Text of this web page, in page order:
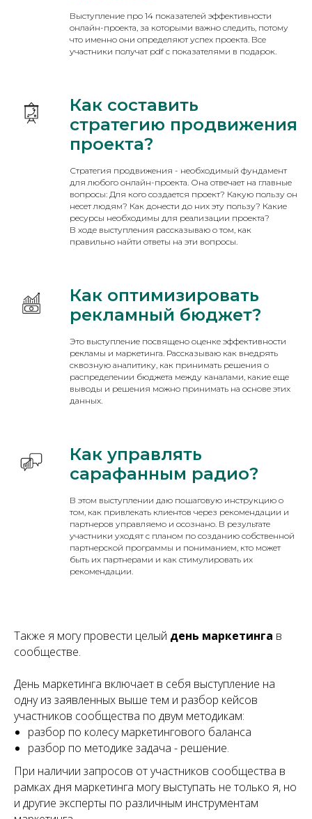
Выступление про 14 показателей эффективности
онлайн-проекта, за которыми важно следить, потому
что именно они определяют успех проекта. Все
участники получат pdf с показателями в подарок.
Как составить
стратегию продвижения
проекта?
Стратегия продвижения - необходимый фундамент
для любого онлайн-проекта. Она отвечает на главные
вопросы: Для кого создается проект? Какую пользу он
несет людям? Как донести до них эту пользу? Какие
ресурсы необходимы для реализации проекта?
В ходе выступления рассказываю о том, как
правильно найти ответы на эти вопросы.
Как оптимизировать
рекламный бюджет?
Это выступление посвящено оценке эффективности
рекламы и маркетинга. Рассказываю как внедрять
сквозную аналитику, как принимать решения о
распределении бюджета между каналами, какие еще
выводы и решения можно принимать на основе этих
данных.
Как управлять
сарафанным радио?
В этом выступлении даю пошаговую инструкцию о
том, как привлекать клиентов через рекомендации и
партнеров управляемо и осознано. В результате
участники уходят с планом по созданию собственной
партнерской программы и пониманием, кто может
быть их партнерами и как стимулировать их
рекомендации.
Также я могу провести целый день маркетинга в
сообществе.
День маркетинга включает в себя выступление на
одну из заявленных выше тем и разбор кейсов
участников сообщества по двум методикам:
разбор по колесу маркетингового баланса
разбор по методике задача - решение.
При наличии запросов от участников сообщества в
рамках дня маркетинга могу выступать не только я, но
и другие эксперты по различным инструментам